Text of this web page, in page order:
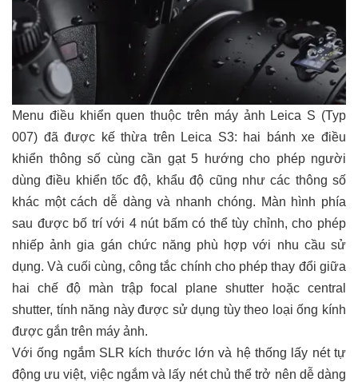
Menu điều khiển quen thuộc trên máy ảnh Leica S (Typ
007) đã được kế thừa trên Leica S3: hai bánh xe điều
khiển thông số cùng cần gạt 5 hướng cho phép người
dùng điều khiển tốc độ, khẩu độ cũng như các thông số
khác một cách dễ dàng và nhanh chóng. Màn hình phía
sau được bố trí với 4 nút bấm có thể tùy chỉnh, cho phép
nhiếp ảnh gia gán chức năng phù hợp với nhu cầu sử
dụng. Và cuối cùng, công tắc chính cho phép thay đổi giữa
hai chế độ màn trập focal plane shutter hoặc central
shutter, tính năng này được sử dụng tùy theo loại ống kính
được gắn trên máy ảnh.
Với ống ngắm SLR kích thước lớn và hệ thống lấy nét tự
động ưu việt, việc ngắm và lấy nét chủ thể trở nên dễ dàng